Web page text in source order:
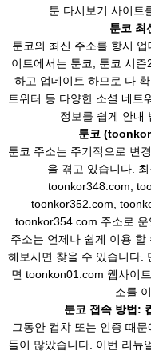
툰 다시보기 사이트
툰코 최
툰코의 최신 주소를 항시
이트에서는 툰코, 툰코 시
하고 업데이트 하므로 다
트위터 등 다양한 소셜 네트
정보를 쉽게 안내
툰코
툰코 주소는 주기적으로 변
을 겪고 있습니다.
toonkor348.com,
toonkor352.com,
toonkor354.com 주소로
주소는 언제나 쉽게 이용
해보시면 찾을 수 있습니다.
면 toonkon01.com 웹사이
소를
툰코 접속 방법:
그동안 컵챠 또는 인증 때
들이 많았습니다. 이번 리뉴